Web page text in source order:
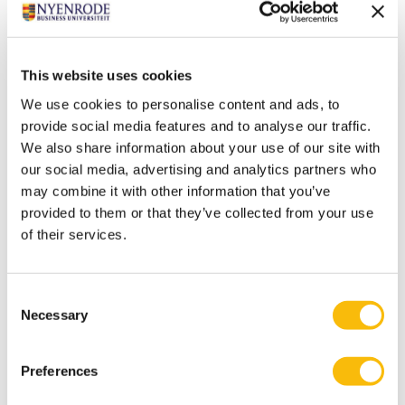
This website uses cookies
We use cookies to personalise content and ads, to
provide social media features and to analyse our traffic.
We also share information about your use of our site with
our social media, advertising and analytics partners who
may combine it with other information that you’ve
provided to them or that they’ve collected from your use
of their services.
Selection
Necessary
Preferences
selfservice, digitale schadeafhandeling en tele-
expertise. Minder papier, minder reizen, meer
Maar ook aan data gedreven inzichten waarmee we
risico’s beter kunnen inschatten en verzekeringen
kunnen verbeteren. Voorbeeld: oudere woningen
hebben vaker oudere leidingen of elektra. Voldoen aan
de nieuwste normen is nog niet verplicht. We weten
vaak niet wat de concrete situatie in een woning is. Dat
verhoogt echter wel het risico op lekkage of brand.
Guido glimlacht. “Grote veranderingen vragen groot
medestanders. Je hoeft niet alles te weten voordat je